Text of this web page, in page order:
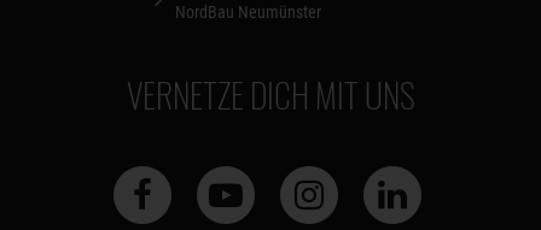
NordBau Neumünster
VERNETZE DICH MIT UNS